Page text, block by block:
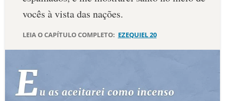
DEVOCIONAL DIÁRIO
ESTUDOS BÍBLICOS
ESBOÇOS DE PREGAÇÃO
vocês à vista das nações.
LEIA O CAPÍTULO COMPLETO: EZEQUIEL 20